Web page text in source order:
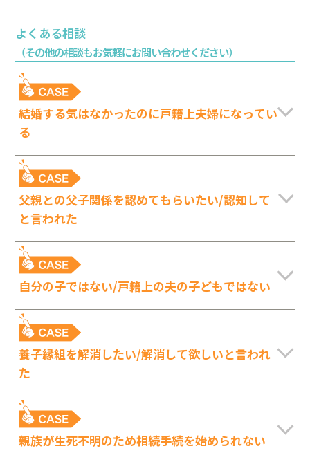
よくある相談
（その他の相談もお気軽にお問い合わせください）
結婚する気はなかったのに戸籍上夫婦になってい
る
父親との父子関係を認めてもらいたい/認知して
と言われた
自分の子ではない/戸籍上の夫の子どもではない
養子縁組を解消したい/解消して欲しいと言われ
た
親族が生死不明のため相続手続を始められない